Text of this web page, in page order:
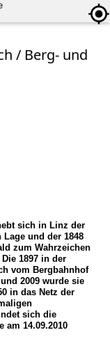
/ Berg- und
sich in Linz der
und der 1848
zum Wahrzeichen
1897 in der
vom Bergbahnhof
2009 wurde sie
in das Netz der
sich die
am 14.09.2010